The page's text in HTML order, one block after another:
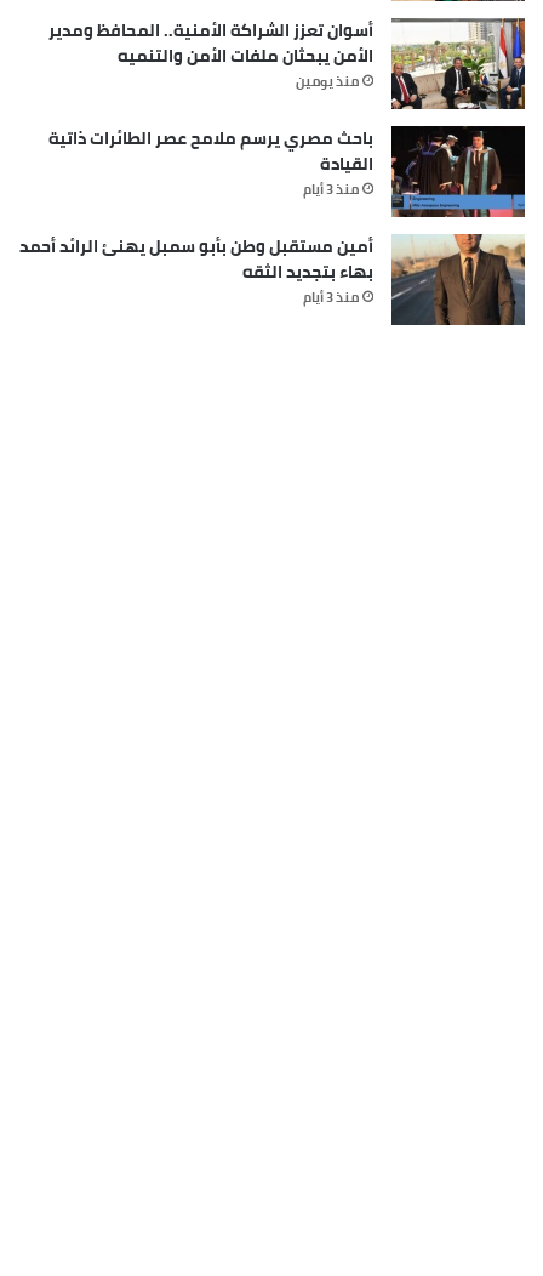
أسوان تعزز الشراكة الأمنية.. المحافظ ومدير
الأمن يبحثان ملفات الأمن والتنميه
منذ يومين
باحث مصري يرسم ملامح عصر الطائرات ذاتية
القيادة
منذ 3 أيام
أمين مستقبل وطن بأبو سمبل يهنئ الرائد أحمد
بهاء بتجديد الثقه
منذ 3 أيام